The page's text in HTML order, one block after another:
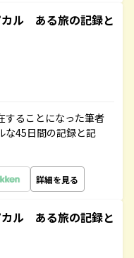
カル ある旅の記録と
することになった筆者
な45日間の記録と記
詳細を見る
カル ある旅の記録と